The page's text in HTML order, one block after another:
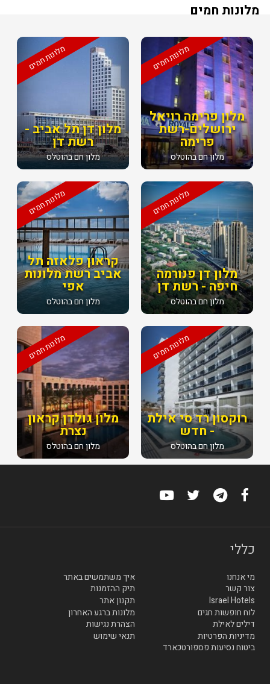
מלונות חמים
מלונות חמים
מלון דן תל אביב -
רשת דן
מלון חם בהוטלס
מלונות חמים
מלון פרימה רויאל
ירושלים-רשת
פרימה
מלון חם בהוטלס
מלונות חמים
קראון פלאזה תל
אביב רשת מלונות
אפי
מלון חם בהוטלס
מלונות חמים
מלון דן פנורמה
חיפה - רשת דן
מלון חם בהוטלס
מלונות חמים
מלון גולדן קראון
נצרת
מלון חם בהוטלס
מלונות חמים
רוקסון רד סי אילת
- חדש
מלון חם בהוטלס
כללי
מי אנחנו
איך משתמשים באתר
צור קשר
תיק ההזמנות
Israel Hotels
תקנון אתר
לוח חופשות חגים
מלונות ברגע האחרון
דילים לאילת
הצהרת נגישות
מדיניות הפרטיות
תנאי שימוש
ביטוח נסיעות פספורטכארד